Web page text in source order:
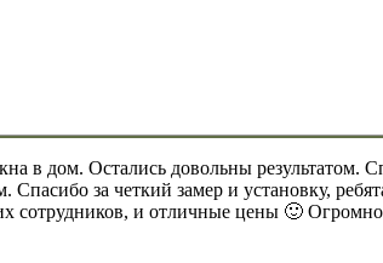
в дом. Остались довольны результатом.
за четкий замер и установку,
сотрудников, и отличные цены 🙂